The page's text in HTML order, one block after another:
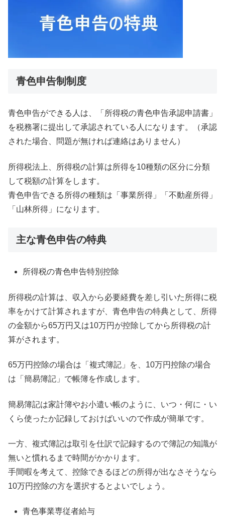
青色申告制制度
青色申告ができる人は、「所得税の青色申告承認申請書」
を税務署に提出して承認されている人になります。（承認
された場合、問題が無ければ連絡はありません）
所得税法上、所得税の計算は所得を10種類の区分に分類
して税額の計算をします。
青色申告できる所得の種類は「事業所得」「不動産所得」
「山林所得」になります。
主な青色申告の特典
所得税の青色申告特別控除
所得税の計算は、収入から必要経費を差し引いた所得に税
率をかけて計算されますが、青色申告の特典として、所得
の金額から65万円又は10万円が控除してから所得税の計
算がされます。
65万円控除の場合は「複式簿記」を、10万円控除の場合
は「簡易簿記」で帳簿を作成します。
簡易簿記は家計簿やお小遣い帳のように、いつ・何に・い
くら使ったか記録しておけばいいので作成が簡単です。
一方、複式簿記は取引を仕訳で記録するので簿記の知識が
無いと慣れるまで時間がかかります。
手間暇を考えて、控除できるほどの所得が出なさそうなら
10万円控除の方を選択するとよいでしょう。
青色事業専従者給与